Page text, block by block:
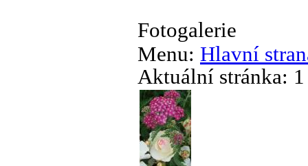
Fotogalerie
Menu: Hlavní
Aktuální stránka: